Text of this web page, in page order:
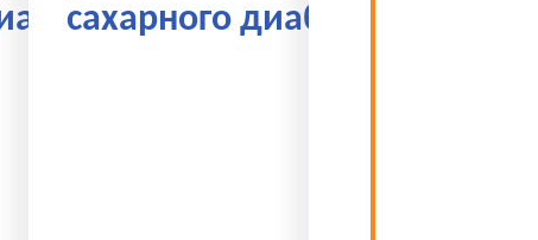
сахарного диабета